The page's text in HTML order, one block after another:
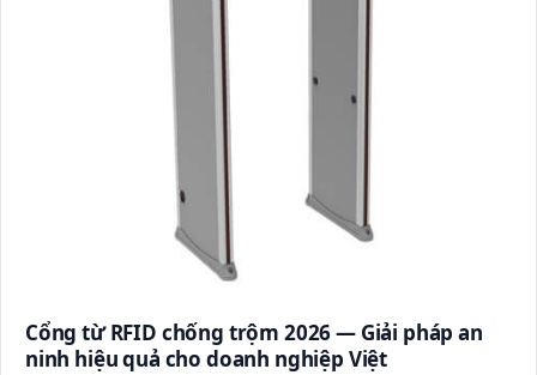
Cổng từ RFID chống trộm 2026 — Giải pháp an
ninh hiệu quả cho doanh nghiệp Việt